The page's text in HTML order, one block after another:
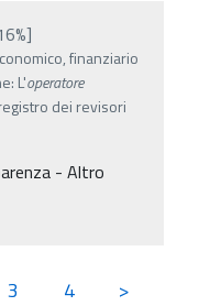
finanziario
L'operatore
dei revisori
- Altro
3 4 >